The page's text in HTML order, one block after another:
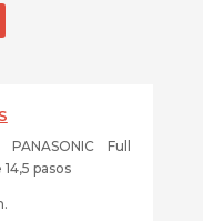
Full
pasos